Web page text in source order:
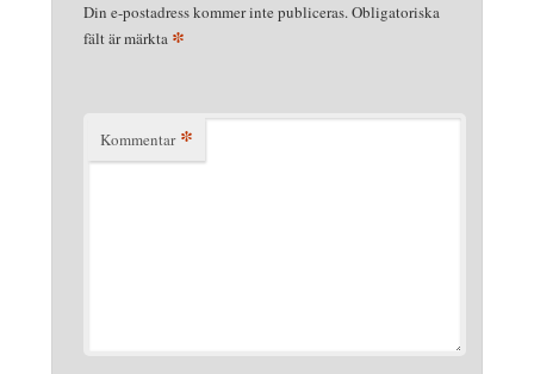
Din e-postadress kommer inte publiceras.Obligatoriska
fält är märkta *
Kommentar *